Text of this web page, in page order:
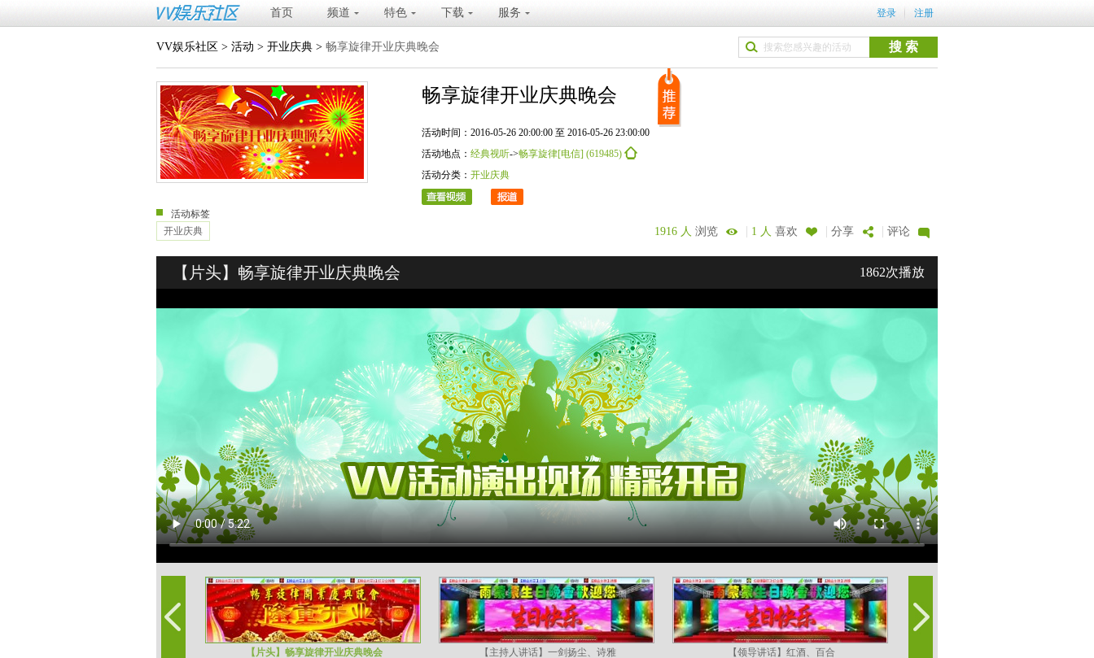
首页 频道 特色 下载 服务 登录 注册
VV娱乐社区 > 活动 > 开业庆典 > 畅享旋律开业庆典晚会
畅享旋律开业庆典晚会
活动时间：2016-05-26 20:00:00 至 2016-05-26 23:00:00
活动地点： 经典视听->畅享旋律[电信] (619485)
活动分类： 开业庆典
活动标签
开业庆典
1916 人 浏览 | 1 人 喜欢 | 分享 | 评论
【片头】畅享旋律开业庆典晚会 1862次播放
【片头】畅享旋律开业庆典晚会 【主持人讲话】一剑扬尘、诗雅 【领导讲话】红酒、百合